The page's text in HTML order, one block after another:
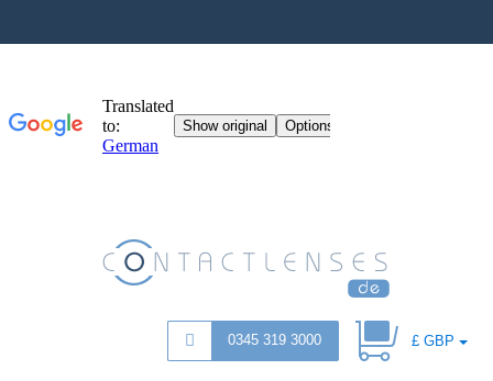
0345 319 3000 £ GBP